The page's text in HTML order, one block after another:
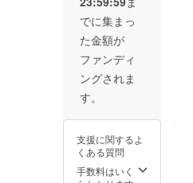
さい。
プロ
ジェク
ト支援
のペー
ジにて
必要事
際、"備
ご自身
のお名
前また
の参加
者や制
作メン
バーと
次回発
売予定
ボード
いただ
きま
す。プ
レイ人
ゲーム
中は正
体に関
する情
報は一
切口に
出せな
ヤー間
で行わ
れる検
査キッ
でチャ
ンネル
登録者
数を増
やすこ
とを目
的とし
各プレ
イヤー
は企画
参加者
全員を
までで
す。 ※
クラウ
ドファ
ンディ
ング募
集終了
にデー
タを送
信いた
しま
す。
ドゲー
ムデー
タ2つを
お渡し
する
コース
になり
イルに
なって
おり、
Udonari
umのサ
記載 完
成した
ボード
ゲーム
「Anfa
ng」の
説明書
載させ
ていた
だく
コース
になり
ボード
ゲーム
のオン
ライン
テスト
プレイ
会参加
＋私達
したオ
ンライ
ン用
でに集まっ
た金額が
ファンディ
ングされま
す。
支援に関するよ
くある質問
手数料はいく